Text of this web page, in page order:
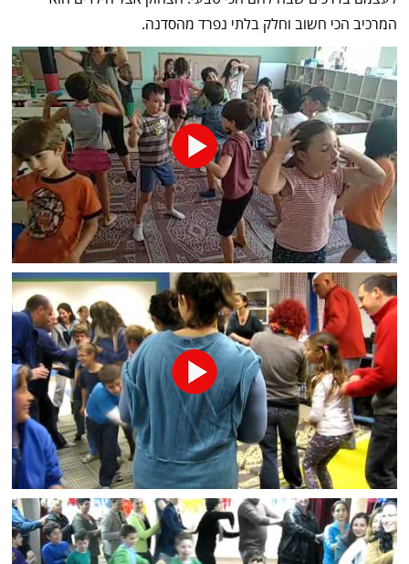
המרכיב הכי חשוב וחלק בלתי נפרד מהסדנה.